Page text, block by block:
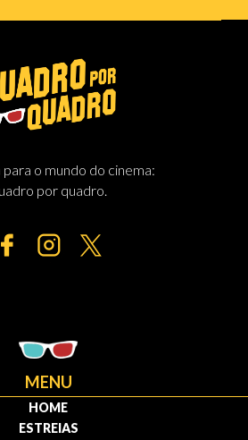
para o mundo do cinema:
por quadro.
MENU
HOME
ESTREIAS